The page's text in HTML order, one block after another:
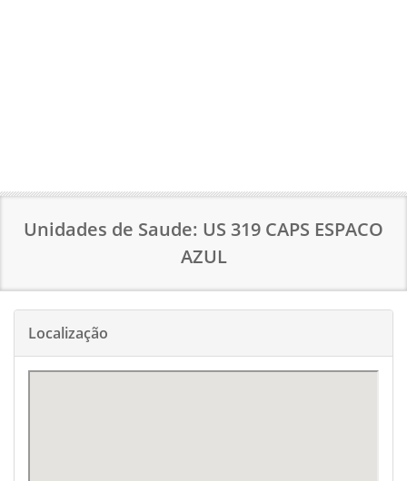
Unidades de Saude: US 319 CAPS ESPACO
AZUL
Localização